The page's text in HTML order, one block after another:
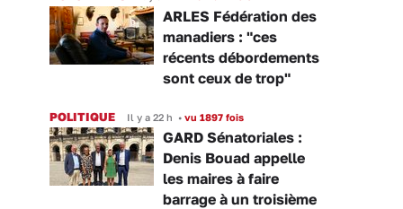
ARLES Fédération des
manadiers : "ces
récents débordements
sont ceux de trop"
POLITIQUE Il y a 22 h • vu 1897 fois
GARD Sénatoriales :
Denis Bouad appelle
les maires à faire
barrage à un troisième